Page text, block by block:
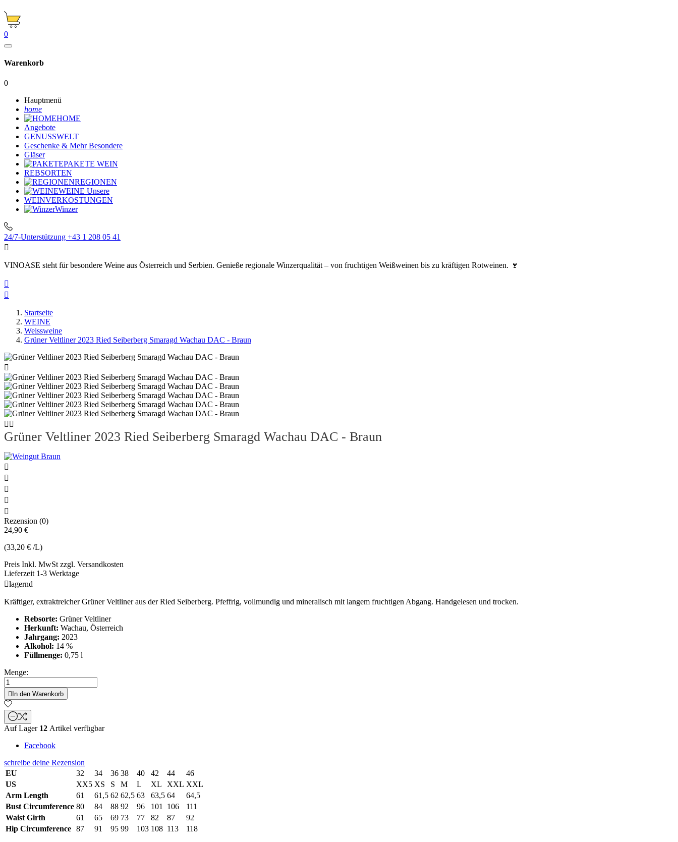
0
Warenkorb
0
Hauptmenü
home
HOME
Angebote
GENUSSWELT
Geschenke & MehrBesondere
Gläser
PAKETE WEIN
REBSORTEN
REGIONEN
WEINE Unsere
WEINVERKOSTUNGEN
Winzer
24/7-Unterstützung +43 1 208 05 41

VINOASE steht für besondere Weine aus Österreich und Serbien. Genieße regionale Winzerqualität – von fruchtigen Weißweinen bis zu kräftigen Rotweinen. 🍷


Startseite
WEINE
Weissweine
Grüner Veltliner 2023 Ried Seiberberg Smaragd Wachau DAC - Braun

 
Grüner Veltliner 2023 Ried Seiberberg Smaragd Wachau DAC - Braun





Rezension (0)
24,90 €
(33,20 € /L)
Preis Inkl. MwSt zzgl. Versandkosten
Lieferzeit 1-3 Werktage
lagernd
Kräftiger, extraktreicher Grüner Veltliner aus der Ried Seiberberg. Pfeffrig, vollmundig und mineralisch mit langem fruchtigen Abgang. Handgelesen und trocken.
Rebsorte: Grüner Veltliner
Herkunft: Wachau, Österreich
Jahrgang: 2023
Alkohol: 14 %
Füllmenge: 0,75 l
Menge:
In den Warenkorb
Auf Lager 12 Artikel verfügbar
Facebook
schreibe deine Rezension
EU
32 34 36 38 40 42 44
46
US
XX5 XS S M L XL XXL XXL
Arm Length
61 61,5 62 62,5 63 63,5 64
64,5
Bust Circumference 80 84 88 92 96 101 106
111
Waist Girth
61 65 69 73 77 82 87
92
Hip Circumference 87 91 95 99 103 108 113 118